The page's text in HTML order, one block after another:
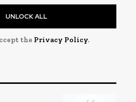
UNLOCK ALL
the Privacy Policy.